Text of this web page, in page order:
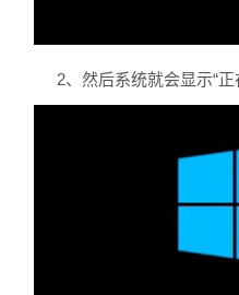
2、然后系统就会显示“正